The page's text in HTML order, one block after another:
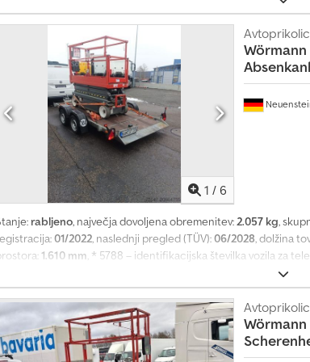
črpalka z baterijo, nameščena na sprednji strani v
za 100 km/h * Priklopna krogla, zavora na posneti prikolici,
naš e-poštni naslov: naša storitev za vas: - Zagotavljanje
dostava po vsej EU - Carinsko odpravljanje vozil v tretjo
jezike: Csdpjx Ayrcsfx Ad Nsrf
1 / 6
Wörmann
rabljeno, največja dovoljena obremenitev:2.057 kg,
01/2022, naslednji pregled (TÜV):06/2028, dolžina
1.610 mm, * 5788 – identifikacijska številka vozila za
2700VG * Prikolica z dvižno ploščadjo, nakladalna površina se
naklonski kot), električno-hidravlična črpalka z baterijo
homologacija proizvajalca za 100 km/h * Kroglična
195/50R13C (5/4/4/4 mm) * Cena brez dvižne
začasnih ali carinskih registracijskih tablic -
izvažajo v tretjo državo Whatsapp za angleščino, nemščino,
Wörmann